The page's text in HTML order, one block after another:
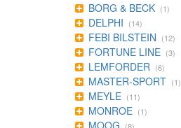
BORG & BECK (1)
DELPHI (14)
FEBI BILSTEIN (12)
FORTUNE LINE (3)
LEMFORDER (6)
MASTER-SPORT (1)
MEYLE (11)
MONROE (1)
MOOG